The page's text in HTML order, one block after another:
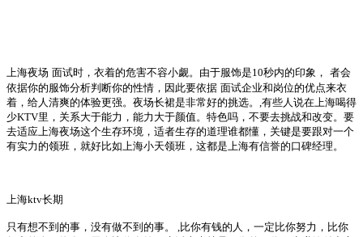
上海夜场 面试时，衣着的危害不容小觑。由于服饰是10秒内的印象， 者会
依据你的服饰分析判断你的性情，因此要依据 面试企业和岗位的优点来衣
着，给人清爽的体验更强。夜场长裙是非常好的挑选。
有些人说在上海喝得
少KTV里，关系大于能力，能力大于颜值。特色吗，不要去挑战和改变。要
去适应上海夜场这个生存环境，适者生存的道理谁都懂，关键是要跟对一个
有实力的领班，就好比如上海小天领班，这都是上海有信誉的口碑经理。
上海ktv长期
只有想不到的事，没有做不到的事。
比你有钱的人，一定比你努力，比你